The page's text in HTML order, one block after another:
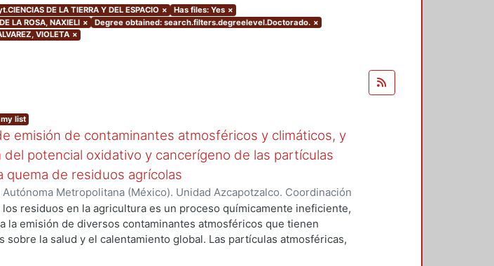
DE LA TIERRA Y DEL ESPACIO × Has files: Yes ×
LA ROSA, NAXIELI × Degree obtained: search.filters.degreelevel.Doctorado. ×
VIOLETA ×
list
emisión de contaminantes atmosféricos y climáticos, y
del potencial oxidativo y cancerígeno de las partículas
quema de residuos agrícolas
Metropolitana (México). Unidad Azcapotzalco. Coordinación
Información.,2017)SANTIAGO DE LA ROSA, NAXIELI
los residuos en la agricultura es un proceso químicamente ineficiente,
la emisión de diversos contaminantes atmosféricos que tienen
sobre la salud y el calentamiento global. Las partículas atmosféricas,